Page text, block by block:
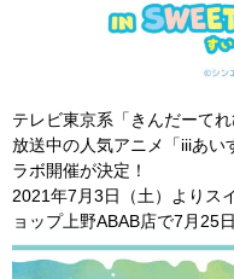
テレビ東京系「きんだーて
放送中の人気アニメ「iiiあい
ラボ開催が決定！
2021年7月3日（土）よりス
ョップ上野ABAB店で7月25